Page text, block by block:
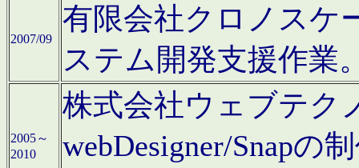
2007/09
有限会社クロノスケ
ステム開発支援作業
2005～
2010
株式会社ウェブテク
webDesigner/Snapの